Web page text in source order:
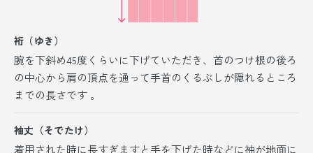
裄（ゆき）
腕を下斜め45度くらいに下げていただき、首のつけ根の後ろ
の中心から肩の頂点を通って手首のくるぶしが隠れるところ
までの長さです 。
袖丈（そでたけ）
着用された時に長すぎますと手を下げた時などに袖が地面に